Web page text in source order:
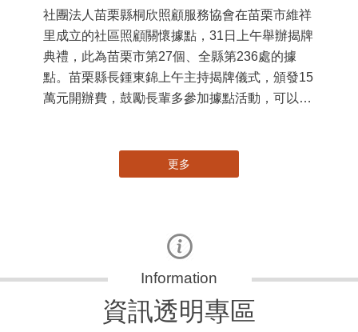
社團法人苗栗縣桐欣照顧服務協會在苗栗市維祥
里成立的社區照顧關懷據點，31日上午舉辦揭牌
典禮，此為苗栗市第27個、全縣第236處的據
點。苗栗縣長鍾東錦上午主持揭牌儀式，頒發15
萬元開辦費，鼓勵長輩多參加據點活動，可以更
更多
資訊透明專區